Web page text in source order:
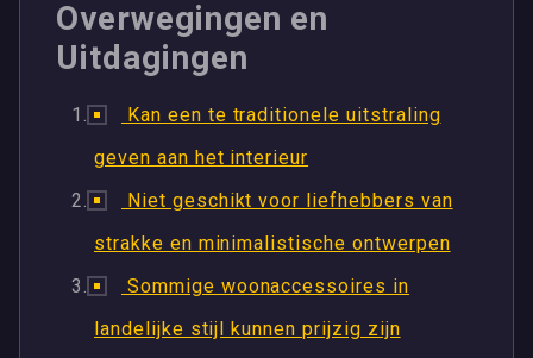
Overwegingen en
Uitdagingen
Kan een te traditionele uitstraling
geven aan het interieur
Niet geschikt voor liefhebbers van
strakke en minimalistische ontwerpen
Sommige woonaccessoires in
landelijke stijl kunnen prijzig zijn